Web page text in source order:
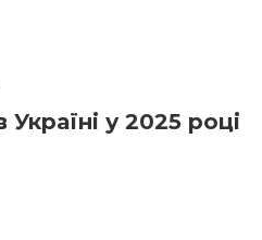
Україні у 2025 році